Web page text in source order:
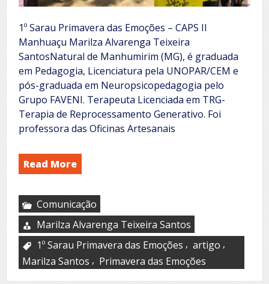
1º Sarau Primavera das Emoções – CAPS II
Manhuaçu Marilza Alvarenga Teixeira
SantosNatural de Manhumirim (MG), é graduada
em Pedagogia, Licenciatura pela UNOPAR/CEM e
pós-graduada em Neuropsicopedagogia pelo
Grupo FAVENI. Terapeuta Licenciada em TRG-
Terapia de Reprocessamento Generativo. Foi
professora das Oficinas Artesanais
Read More
Comunicação
Marilza Alvarenga Teixeira Santos
1º Sarau Primavera das Emoções , artigo ,
Marilza Santos , Primavera das Emoções